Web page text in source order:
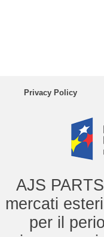
Privacy Policy
AJS
mercati
per il